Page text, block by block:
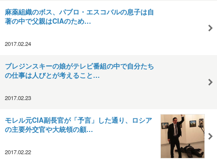
麻薬組織のボス、パブロ・エスコバルの息子は自
著の中で父親はCIAのため…
2017.02.24
ブレジンスキーの娘がテレビ番組の中で自分たち
の仕事は人びとが考えること…
2017.02.23
モレル元CIA副長官が「予言」した通り、ロシア
の主要外交官や大統領の顧…
2017.02.22